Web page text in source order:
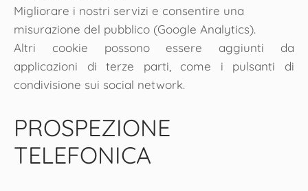
Migliorare i nostri servizi e consentire una
misurazione del pubblico (Google Analytics).
Altri cookie possono essere aggiunti da
applicazioni di terze parti, come i pulsanti di
condivisione sui social network.
PROSPEZIONE
TELEFONICA